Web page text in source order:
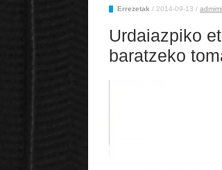
Errezetak / 2014-09-13 /
Urdaiazpiko
baratzeko